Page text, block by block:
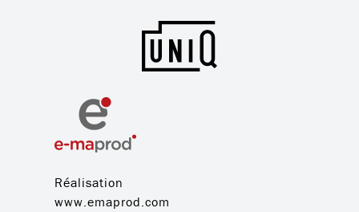
Réalisation
www.emaprod.com